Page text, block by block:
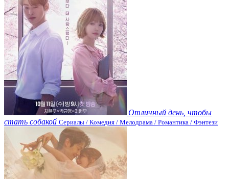
Отличный день, чтобы
стать собакой Сериалы / Комедия / Мелодрама / Романтика / Фэнтези